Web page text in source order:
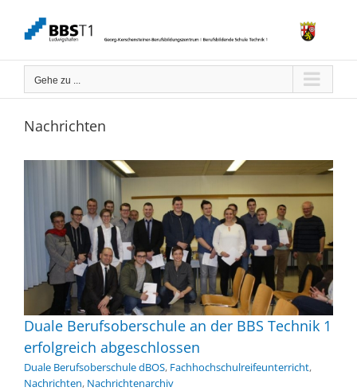
springen
Gehe zu ...
Nachrichten
Duale Berufsoberschule an der BBS Technik 1
erfolgreich abgeschlossen
Duale Berufsoberschule dBOS, Fachhochschulreifeunterricht,
Nachrichten, Nachrichtenarchiv